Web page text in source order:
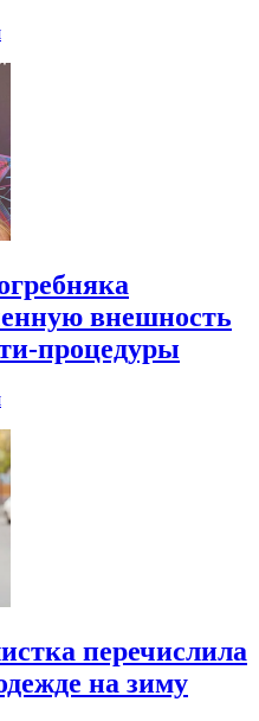
внешность
процедуры
перечислила
на зиму